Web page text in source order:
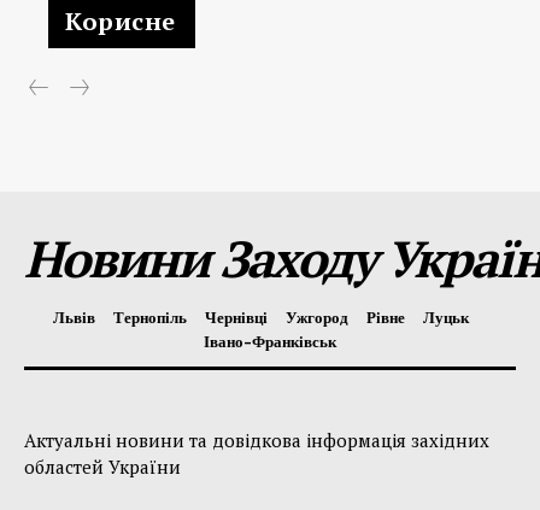
Корисне
Новини Заходу
Львів Тернопіль Чернівці Ужгород Рівне
Луцьк
Івано-Франківськ
Актуальні новини та довідкова інформація західних
областей України